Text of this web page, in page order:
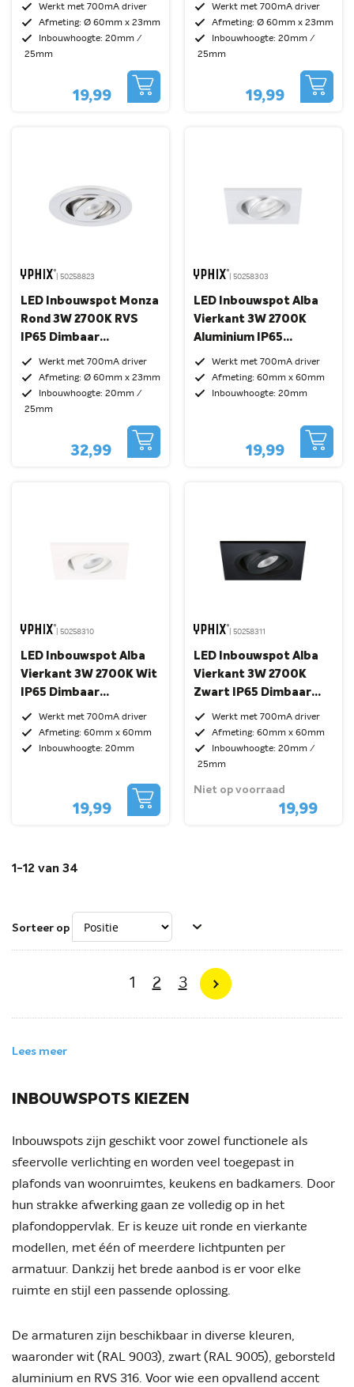
Werkt met 700mA driver
Afmeting: Ø 60mm x 23mm
Inbouwhoogte: 20mm /
25mm
19,99
Werkt met 700mA driver
Afmeting: Ø 60mm x 23mm
Inbouwhoogte: 20mm /
25mm
19,99
| 50258823
LED Inbouwspot Monza
Rond 3W 2700K RVS
IP65 Dimbaar
Kantelbaar
Werkt met 700mA driver
Afmeting: Ø 60mm x 23mm
Inbouwhoogte: 20mm /
25mm
32,99
| 50258303
LED Inbouwspot Alba
Vierkant 3W 2700K
Aluminium IP65
Dimbaar Kantelbaar
Werkt met 700mA driver
Afmeting: 60mm x 60mm
Inbouwhoogte: 20mm
19,99
| 50258310
LED Inbouwspot Alba
Vierkant 3W 2700K Wit
IP65 Dimbaar
Kantelbaar
Werkt met 700mA driver
Afmeting: 60mm x 60mm
Inbouwhoogte: 20mm
19,99
| 50258311
LED Inbouwspot Alba
Vierkant 3W 2700K
Zwart IP65 Dimbaar
Kantelbaar
Werkt met 700mA driver
Afmeting: 60mm x 60mm
Inbouwhoogte: 20mm /
25mm
Niet op voorraad
19,99
1 -12 van 34
Sorteer op
Pagina
U lees momenteel pagina
1 Pagina
2 Pagina
3
Pagina
Volgende
Lees meer
INBOUWSPOTS KIEZEN
Inbouwspots zijn geschikt voor zowel functionele als
sfeervolle verlichting en worden veel toegepast in
plafonds van woonruimtes, keukens en badkamers. Door
hun strakke afwerking gaan ze volledig op in het
plafondoppervlak. Er is keuze uit ronde en vierkante
modellen, met één of meerdere lichtpunten per
armatuur. Dankzij het brede aanbod is er voor elke
ruimte en stijl een passende oplossing.
De armaturen zijn beschikbaar in diverse kleuren,
waaronder wit (RAL 9003), zwart (RAL 9005), geborsteld
aluminium en RVS 316. Voor wie een opvallend accent